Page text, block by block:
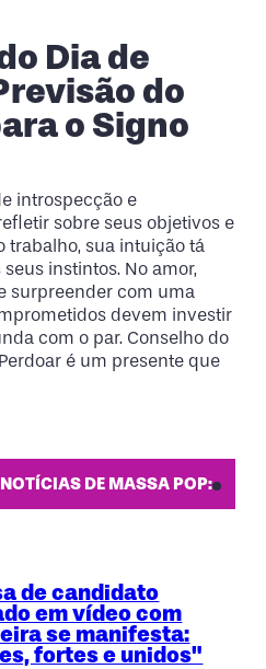
Dia de
do
o Signo
introspecção e
sobre seus objetivos e
trabalho, sua intuição tá
instintos. No amor,
surpreender com uma
devem investir
com o par. Conselho do
é um presente que
DE MASSA POP:
de candidato
em vídeo com
se manifesta:
fortes e unidos"